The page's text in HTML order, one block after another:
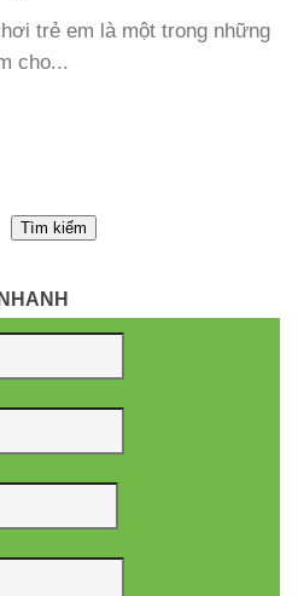
trẻ em là một trong những
cho...
Tìm kiếm